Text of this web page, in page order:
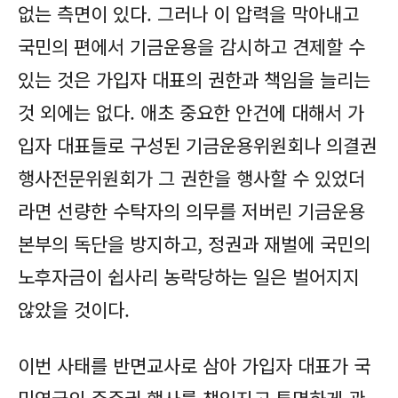
없는 측면이 있다. 그러나 이 압력을 막아내고
국민의 편에서 기금운용을 감시하고 견제할 수
있는 것은 가입자 대표의 권한과 책임을 늘리는
것 외에는 없다. 애초 중요한 안건에 대해서 가
입자 대표들로 구성된 기금운용위원회나 의결권
행사전문위원회가 그 권한을 행사할 수 있었더
라면 선량한 수탁자의 의무를 저버린 기금운용
본부의 독단을 방지하고, 정권과 재벌에 국민의
노후자금이 쉽사리 농락당하는 일은 벌어지지
않았을 것이다.
이번 사태를 반면교사로 삼아 가입자 대표가 국